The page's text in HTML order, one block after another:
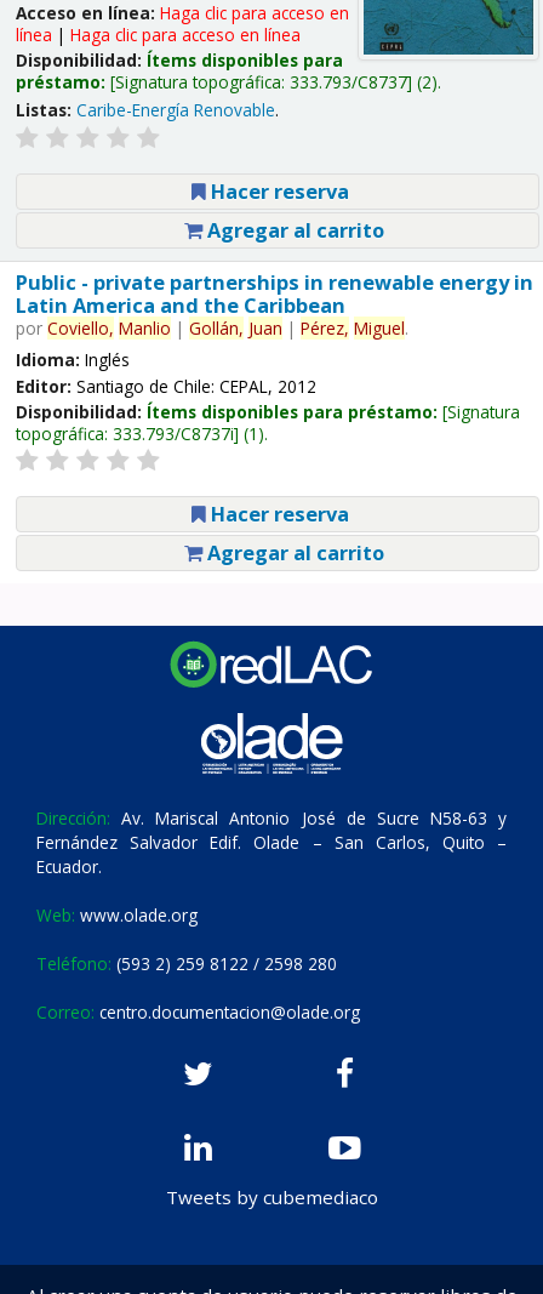
Acceso en línea: Haga clic para acceso en
línea | Haga clic para acceso en línea
Disponibilidad: Ítems disponibles para
préstamo: Signatura topográfica: 333.793/C8737 (2).
Listas: Caribe-Energía Renovable.
Hacer reserva
Agregar al carrito
Public - private partnerships in renewable energy in
Latin America and the Caribbean
por Coviello, Manlio | Gollán, Juan | Pérez, Miguel.
Idioma: Inglés
Editor: Santiago de Chile: CEPAL, 2012
Disponibilidad: Ítems disponibles para préstamo: Signatura
topográfica: 333.793/C8737i (1).
Hacer reserva
Agregar al carrito
Dirección: Av. Mariscal Antonio José de Sucre N58-63 y
Fernández Salvador Edif. Olade – San Carlos, Quito –
Ecuador.
Web: www.olade.org
Teléfono: (593 2) 259 8122 / 2598 280
Correo: centro.documentacion@olade.org
Tweets by cubemediaco